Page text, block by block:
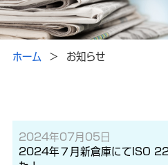
ホーム お知らせ
2024年07月05日
2024年７月新倉庫にてISO